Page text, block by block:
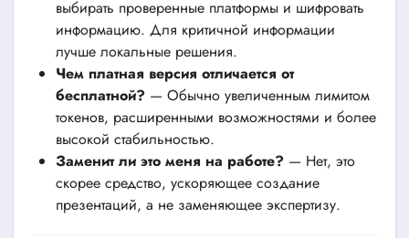
выбирать проверенные платформы и шифровать
информацию. Для критичной информации
лучше локальные решения.
Чем платная версия отличается от
бесплатной?— Обычно увеличенным лимитом
токенов, расширенными возможностями и более
высокой стабильностью.
Заменит ли это меня на работе?— Нет, это
скорее средство, ускоряющее создание
презентаций, а не заменяющее экспертизу.